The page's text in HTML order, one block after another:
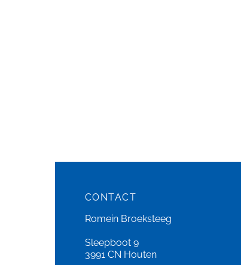
CONTACT
Romein Broeksteeg
Sleepboot 9
3991 CN Houten